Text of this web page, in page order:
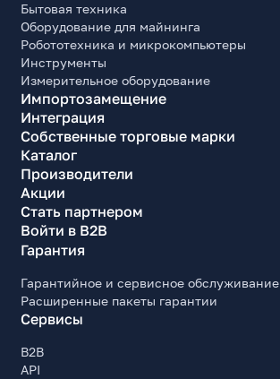
Бытовая техника
Оборудование для майнинга
Робототехника и микрокомпьютеры
Инструменты
Измерительное оборудование
Импортозамещение
Интеграция
Собственные торговые марки
Каталог
Производители
Акции
Стать партнером
Войти в B2B
Гарантия
Гарантийное и сервисное обслуживание
Расширенные пакеты гарантии
Сервисы
B2B
API